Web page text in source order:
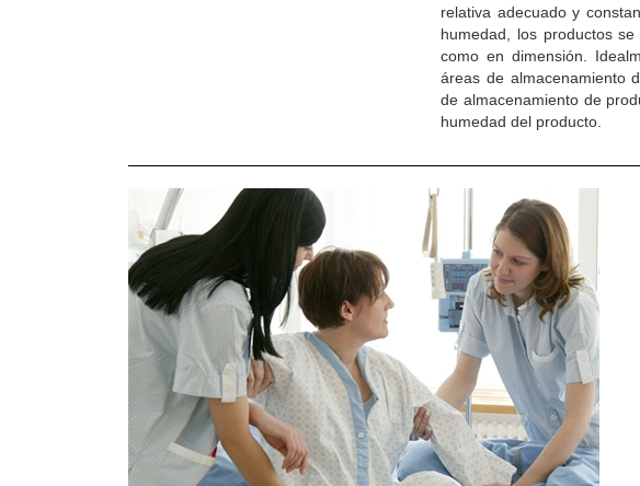
relativa adecuado y
humedad, los productos
como en dimensión.
áreas de almacenamiento
de almacenamiento de
humedad del producto.